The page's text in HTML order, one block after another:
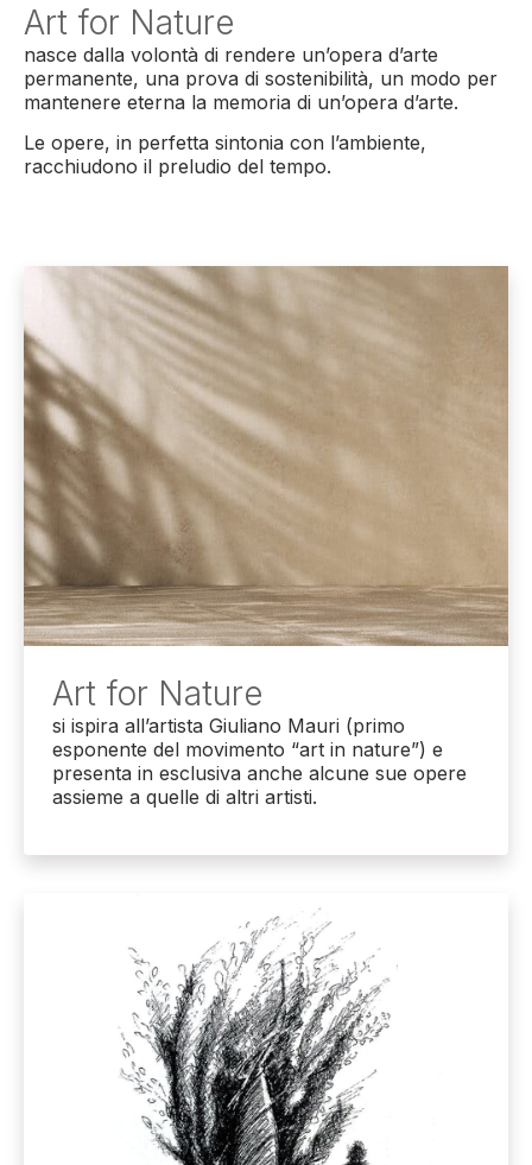
Art for Nature
nasce dalla volontà di rendere un’opera d’arte
permanente, una prova di sostenibilità, un modo per
mantenere eterna la memoria di un’opera d’arte.
Le opere, in perfetta sintonia con l’ambiente,
racchiudono il preludio del tempo.
Art for Nature
si ispira all’artista Giuliano Mauri (primo
esponente del movimento “art in nature”) e
presenta in esclusiva anche alcune sue opere
assieme a quelle di altri artisti.